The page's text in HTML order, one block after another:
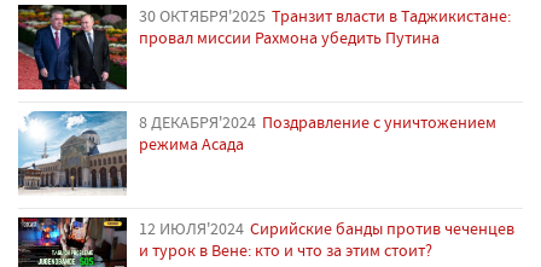
30 ОКТЯБРЯ'2025 Транзит власти в Таджикистане:
провал миссии Рахмона убедить Путина
8 ДЕКАБРЯ'2024 Поздравление с уничтожением
режима Асада
12 ИЮЛЯ'2024 Сирийские банды против чеченцев
и турок в Вене: кто и что за этим стоит?